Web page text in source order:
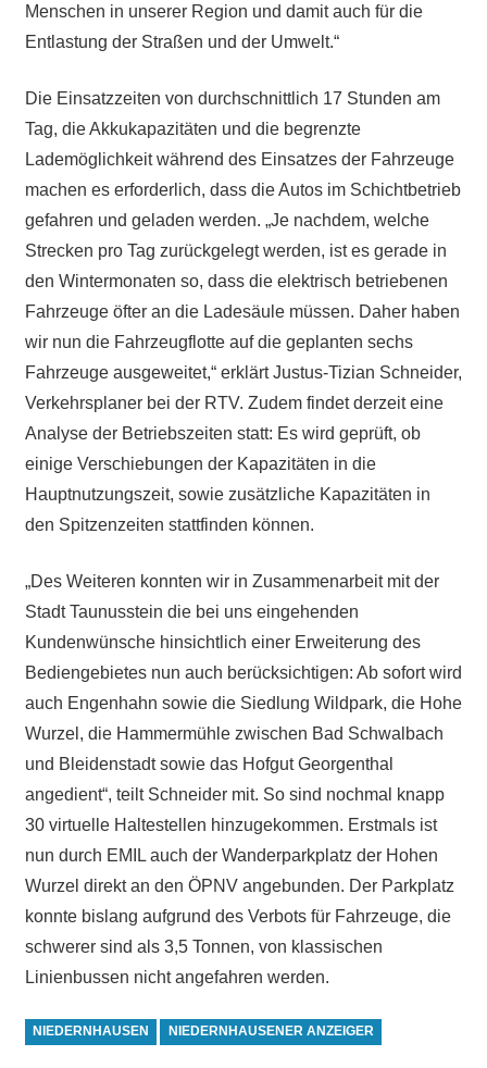
Menschen in unserer Region und damit auch für die
Entlastung der Straßen und der Umwelt.“
Die Einsatzzeiten von durchschnittlich 17 Stunden am
Tag, die Akkukapazitäten und die begrenzte
Lademöglichkeit während des Einsatzes der Fahrzeuge
machen es erforderlich, dass die Autos im Schichtbetrieb
gefahren und geladen werden. „Je nachdem, welche
Strecken pro Tag zurückgelegt werden, ist es gerade in
den Wintermonaten so, dass die elektrisch betriebenen
Fahrzeuge öfter an die Ladesäule müssen. Daher haben
wir nun die Fahrzeugflotte auf die geplanten sechs
Fahrzeuge ausgeweitet,“ erklärt Justus-Tizian Schneider,
Verkehrsplaner bei der RTV. Zudem findet derzeit eine
Analyse der Betriebszeiten statt: Es wird geprüft, ob
einige Verschiebungen der Kapazitäten in die
Hauptnutzungszeit, sowie zusätzliche Kapazitäten in
den Spitzenzeiten stattfinden können.
„Des Weiteren konnten wir in Zusammenarbeit mit der
Stadt Taunusstein die bei uns eingehenden
Kundenwünsche hinsichtlich einer Erweiterung des
Bediengebietes nun auch berücksichtigen: Ab sofort wird
auch Engenhahn sowie die Siedlung Wildpark, die Hohe
Wurzel, die Hammermühle zwischen Bad Schwalbach
und Bleidenstadt sowie das Hofgut Georgenthal
angedient“, teilt Schneider mit. So sind nochmal knapp
30 virtuelle Haltestellen hinzugekommen. Erstmals ist
nun durch EMIL auch der Wanderparkplatz der Hohen
Wurzel direkt an den ÖPNV angebunden. Der Parkplatz
konnte bislang aufgrund des Verbots für Fahrzeuge, die
schwerer sind als 3,5 Tonnen, von klassischen
Linienbussen nicht angefahren werden.
NIEDERNHAUSEN NIEDERNHAUSENER ANZEIGER